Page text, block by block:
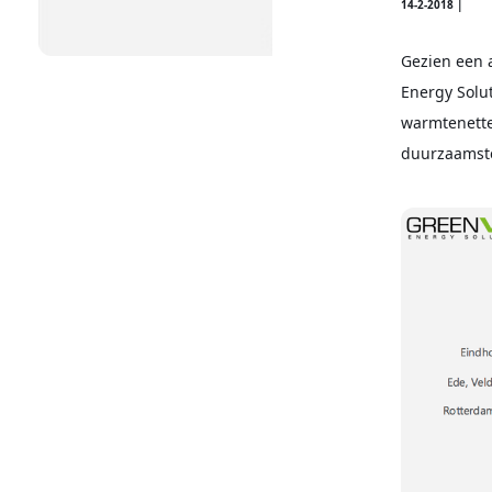
14-2-2018 |
Gezien
Energy